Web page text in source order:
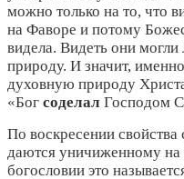
можно только на то, что
на Фаворе и потому
видела. Видеть они
природу. И значит,
духовную природу
«Бог соделал Господом
По воскресении
даются уничиженному на
богословии это